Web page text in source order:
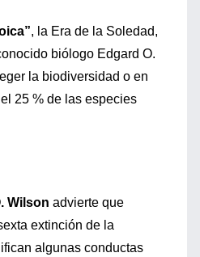
, la Era de la Soledad,
biólogo Edgard O.
la biodiversidad o en
25 % de las especies
Wilson advierte que
extinción de la
algunas conductas